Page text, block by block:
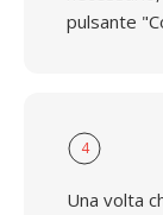
pulsante
4
Una volta